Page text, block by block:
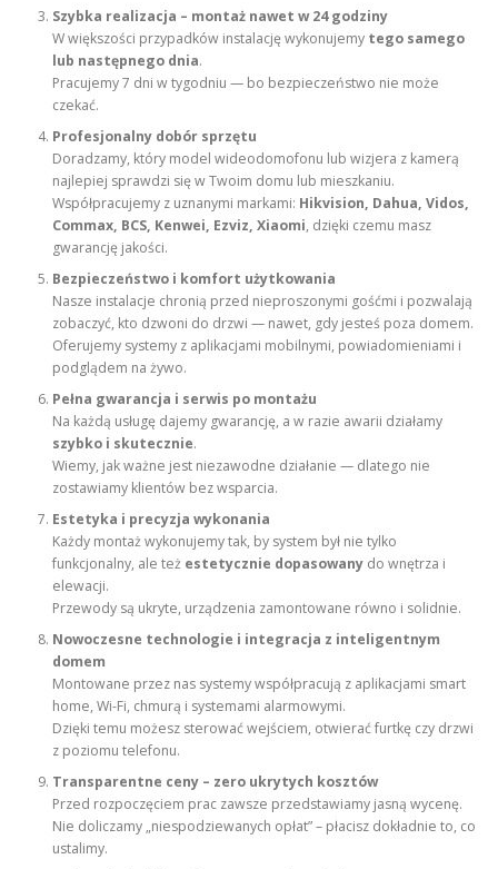
Szybka realizacja – montaż nawet w 24 godziny
W większości przypadków instalację wykonujemy tego samego
lub następnego dnia.
Pracujemy 7 dni w tygodniu — bo bezpieczeństwo nie może
czekać.
Profesjonalny dobór sprzętu
Doradzamy, który model wideodomofonu lub wizjera z kamerą
najlepiej sprawdzi się w Twoim domu lub mieszkaniu.
Współpracujemy z uznanymi markami: Hikvision, Dahua, Vidos,
Commax, BCS, Kenwei, Ezviz, Xiaomi, dzięki czemu masz
gwarancję jakości.
Bezpieczeństwo i komfort użytkowania
Nasze instalacje chronią przed nieproszonymi gośćmi i pozwalają
zobaczyć, kto dzwoni do drzwi — nawet, gdy jesteś poza domem.
Oferujemy systemy z aplikacjami mobilnymi, powiadomieniami i
podglądem na żywo.
Pełna gwarancja i serwis po montażu
Na każdą usługę dajemy gwarancję, a w razie awarii działamy
szybko i skutecznie.
Wiemy, jak ważne jest niezawodne działanie — dlatego nie
zostawiamy klientów bez wsparcia.
Estetyka i precyzja wykonania
Każdy montaż wykonujemy tak, by system był nie tylko
funkcjonalny, ale też estetycznie dopasowany do wnętrza i
elewacji.
Przewody są ukryte, urządzenia zamontowane równo i solidnie.
Nowoczesne technologie i integracja z inteligentnym
domem
Montowane przez nas systemy współpracują z aplikacjami smart
home, Wi-Fi, chmurą i systemami alarmowymi.
Dzięki temu możesz sterować wejściem, otwierać furtkę czy drzwi
z poziomu telefonu.
Transparentne ceny – zero ukrytych kosztów
Przed rozpoczęciem prac zawsze przedstawiamy jasną wycenę.
Nie doliczamy „niespodziewanych opłat” – płacisz dokładnie to, co
ustalimy.